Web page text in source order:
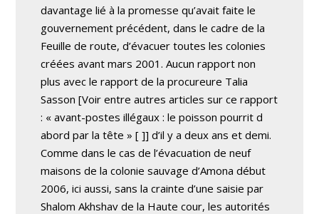
davantage lié à la promesse qu’avait faite le
gouvernement précédent, dans le cadre de la
Feuille de route, d’évacuer toutes les colonies
créées avant mars 2001. Aucun rapport non
plus avec le rapport de la procureure Talia
Sasson[Voir entre autres articles sur ce rapport
: « avant-postes illégaux : le poisson pourrit d
abord par la tête » [ ]] d’il y a deux ans et demi.
Comme dans le cas de l’évacuation de neuf
maisons de la colonie sauvage d’Amona début
2006, ici aussi, sans la crainte d’une saisie par
Shalom Akhshav de la Haute cour, les autorités